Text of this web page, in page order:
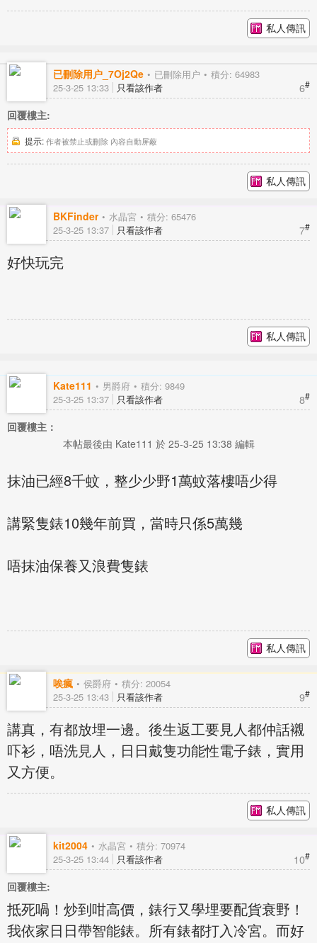
私人傳訊
已刪除用户_7Oj2Qe 已刪除用户 積分: 64983
6#
25-3-25 13:33 只看該作者
回覆樓主:
提示: 作者被禁止或刪除 內容自動屏蔽
私人傳訊
BKFinder 水晶宮 積分: 65476
7#
25-3-25 13:37 只看該作者
好快玩完
私人傳訊
Kate111 男爵府 積分: 9849
8#
25-3-25 13:37 只看該作者
回覆樓主：
本帖最後由 Kate111 於 25-3-25 13:38 編輯
抹油已經8千蚊，整少少野1萬蚊落樓唔少得
講緊隻錶10幾年前買，當時只係5萬幾
唔抹油保養又浪費隻錶
私人傳訊
唉瘋 侯爵府 積分: 20054
9#
25-3-25 13:43 只看該作者
講真，有都放埋一邊。後生返工要見人都仲話襯
吓衫，唔洗見人，日日戴隻功能性電子錶，實用
又方便。
私人傳訊
kit2004 水晶宮 積分: 70974
10#
25-3-25 13:44 只看該作者
回覆樓主:
抵死喎！炒到咁高價，錶行又學埋要配貨衰野！
我依家日日帶智能錶。所有錶都打入冷宮。而好